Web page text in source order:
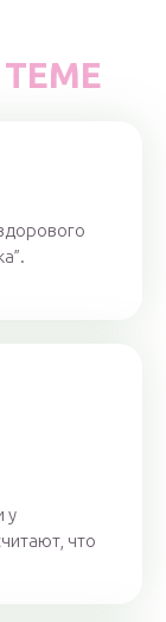
у
что